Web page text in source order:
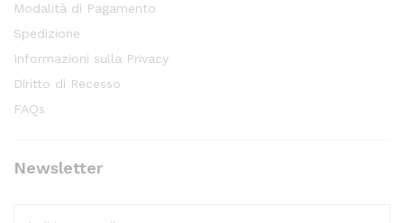
Modalità di Pagamento
Spedizione
Informazioni sulla Privacy
Diritto di Recesso
FAQs
Newsletter